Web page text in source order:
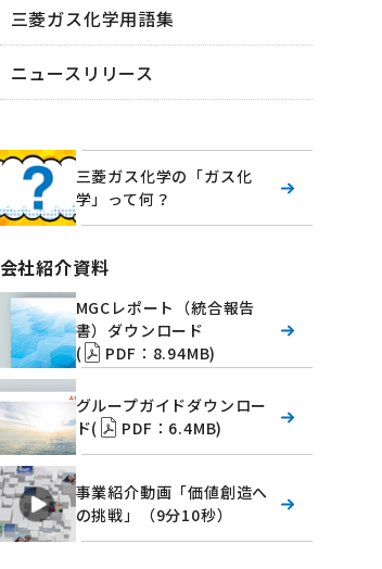
三菱ガス化学用語集
ニュースリリース
三菱ガス化学の「ガス化
学」って何？
会社紹介資料
MGCレポート（統合報告
書）ダウンロード
(
PDF：8.94MB)
グループガイドダウンロー
ド(
PDF：6.4MB)
事業紹介動画「価値創造へ
の挑戦」（9分10秒）